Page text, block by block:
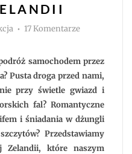
17 Komentarzedo
w
Nowej
Zelandii
samochodem przez
Pusta droga przed nami,
przy świetle gwiazd i
fal? Romantyczne
i śniadania w dżungli
Przedstawiamy
Zelandii, które naszym